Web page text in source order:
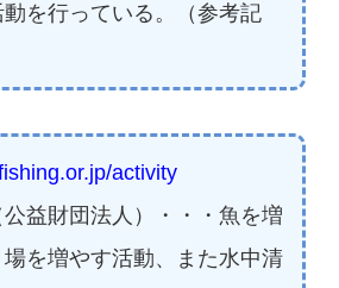
を行っている。（参考記
activity
公益財団法人）・・・魚を増
を増やす活動、また水中清